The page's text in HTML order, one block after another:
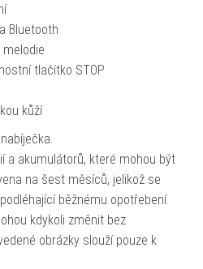
Bluetooth
tlačítko STOP
kůží
a akumulátorů, které mohou být
na šest měsíců, jelikož se
běžnému opotřebení.
kdykoli změnit bez
obrázky slouží pouze k